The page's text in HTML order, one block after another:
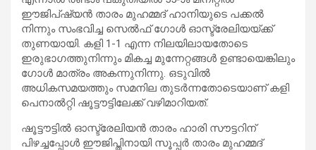
ഈജിപ്ഷ്യൻ താരം മുഹമ്മദ് ഹാനിയുടെ പക്കൽ
നിന്നും സംഭവിച്ച സെൽഫ് ഗോൾ ഓസ്ട്രേലിയയ്ക്ക്
തുണയായി. കളി 1-1 എന്ന നിലയിലായതോടെ
ഇരുഭാഗത്തുനിന്നും മികച്ച മുന്നേറ്റങ്ങൾ ഉണ്ടായെങ്കിലും
ഗോൾ മാത്രം അകന്നുനിന്നു. ഒടുവിൽ
അധികസമയത്തും സമനില തുടർന്നതോടെയാണ് കളി
പെനാൽറ്റി ഷൂട്ടൗട്ടിലേക്ക് വഴിമാറിയത്.
ഷൂട്ടൗട്ടിൽ ഓസ്ട്രേലിയൻ താരം ഹാരി സൗട്ടറിന്
പിഴച്ചപ്പോൾ ഈജിപ്തിനായി സൂപ്പർ താരം മുഹമ്മദ്